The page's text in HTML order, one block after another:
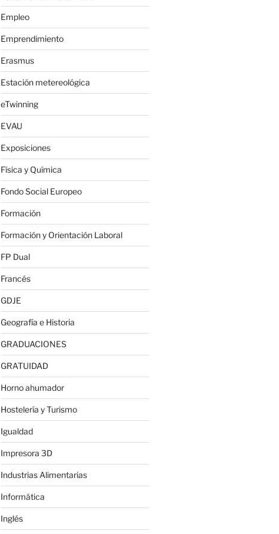
Empleo
Emprendimiento
Erasmus
Estación metereológica
eTwinning
EVAU
Exposiciones
Física y Química
Fondo Social Europeo
Formación
Formación y Orientación Laboral
FP Dual
Francés
GDJE
Geografía e Historia
GRADUACIONES
GRATUIDAD
Horno ahumador
Hostelería y Turismo
Igualdad
Impresora 3D
Industrias Alimentarias
Informática
Inglés